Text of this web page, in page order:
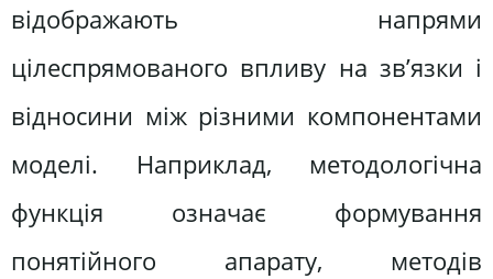
відображають напрями
цілеспрямованого впливу на зв’язки і
відносини між різними компонентами
моделі. Наприклад, методологічна
функція означає формування
понятійного апарату, методів